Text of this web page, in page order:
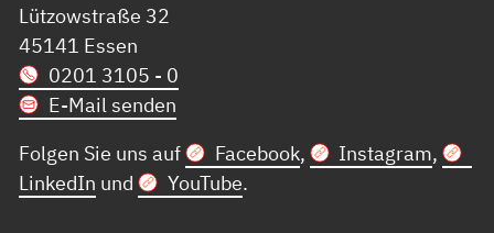
Lützowstraße 32
45141 Essen
0201 3105 - 0
E-Mail senden
Folgen Sie uns auf
Facebook, Instagram,
LinkedIn und YouTube.